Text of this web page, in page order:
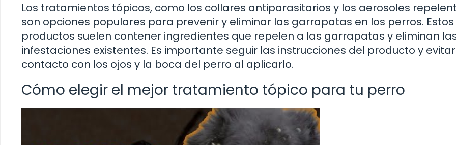
Los tratamientos tópicos, como los collares antiparasitarios y los aerosoles
son opciones populares para prevenir y eliminar las garrapatas en los perros. Estos
productos suelen contener ingredientes que repelen a las garrapatas y eliminan
infestaciones existentes. Es importante seguir las instrucciones del producto y
contacto con los ojos y la boca del perro al aplicarlo.
Cómo elegir el mejor tratamiento tópico para tu perro